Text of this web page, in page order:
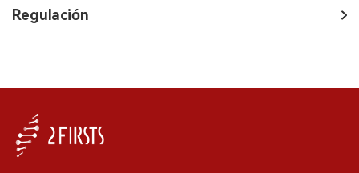
Regulación